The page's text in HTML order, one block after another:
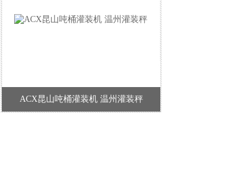
ACX昆山吨桶灌装机 温州灌装秤